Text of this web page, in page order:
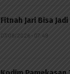
Fitnah Jari Bisa
07/08/2026 - 07:49